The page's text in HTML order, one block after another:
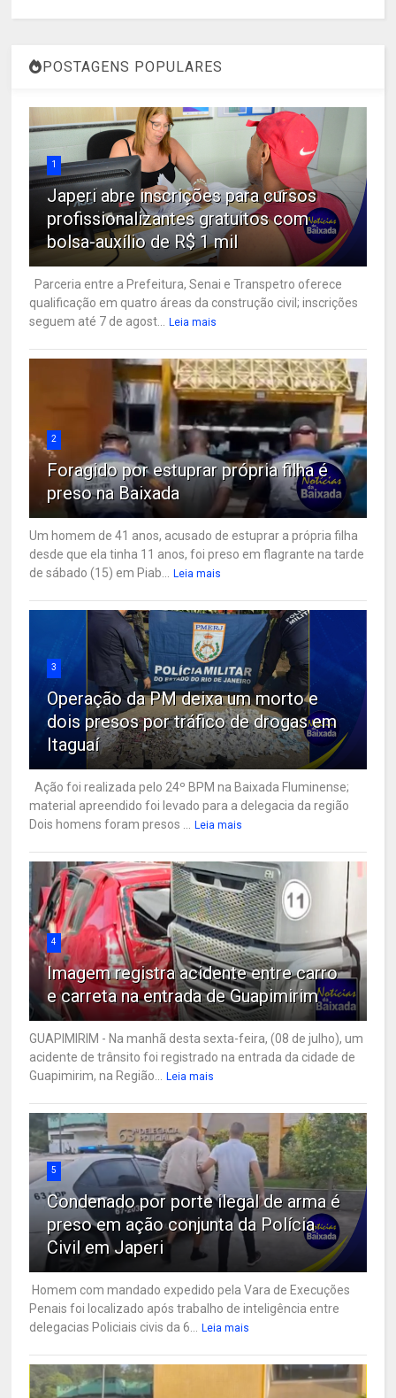
POSTAGENS POPULARES
1
Japeri abre inscrições para cursos
profissionalizantes gratuitos com
bolsa-auxílio de R$ 1 mil
Parceria entre a Prefeitura, Senai e Transpetro oferece
qualificação em quatro áreas da construção civil; inscrições
seguem até 7 de agost...
Leia mais
2
Foragido por estuprar própria filha é
preso na Baixada
Um homem de 41 anos, acusado de estuprar a própria filha
desde que ela tinha 11 anos, foi preso em flagrante na tarde
de sábado (15) em Piab...
Leia mais
3
Operação da PM deixa um morto e
dois presos por tráfico de drogas em
Itaguaí
Ação foi realizada pelo 24º BPM na Baixada Fluminense;
material apreendido foi levado para a delegacia da região
Dois homens foram presos ...
Leia mais
4
Imagem registra acidente entre carro
e carreta na entrada de Guapimirim
GUAPIMIRIM - Na manhã desta sexta-feira, (08 de julho), um
acidente de trânsito foi registrado na entrada da cidade de
Guapimirim, na Região...
Leia mais
5
Condenado por porte ilegal de arma é
preso em ação conjunta da Polícia
Civil em Japeri
Homem com mandado expedido pela Vara de Execuções
Penais foi localizado após trabalho de inteligência entre
delegacias Policiais civis da 6...
Leia mais